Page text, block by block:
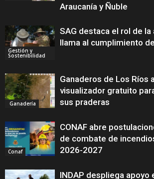
Araucanía y Ñuble
Gestión y
Sostenibilidad
SAG destaca el rol de la
llama al cumplimiento
Ganadería
Ganaderos de Los Ríos
visualizador gratuito
sus praderas
Conaf
CONAF abre
de combate de
2026-2027
INDAP despliega apoyo